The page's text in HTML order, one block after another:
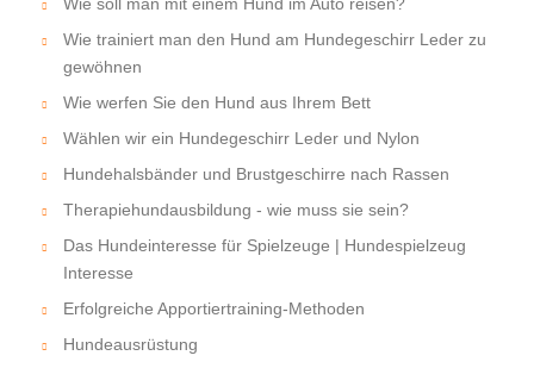
Wie trainiert man den Hund am Hundegeschirr Leder zu
gewöhnen
Wie werfen Sie den Hund aus Ihrem Bett
Wählen wir ein Hundegeschirr Leder und Nylon
Hundehalsbänder und Brustgeschirre nach Rassen
Therapiehundausbildung - wie muss sie sein?
Das Hundeinteresse für Spielzeuge | Hundespielzeug
Interesse
Erfolgreiche Apportiertraining-Methoden
Hundeausrüstung